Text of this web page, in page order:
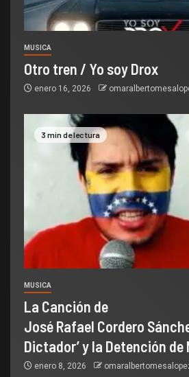
MUSICA
Otro tren / Yo soy Drox
enero 16, 2026
3 min de lectura
MUSICA
La Canción de
José Rafael Cordero
Dictador’ y la Detención de
enero 8, 2026